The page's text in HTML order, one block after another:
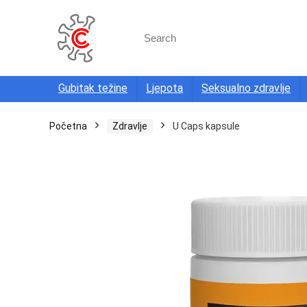
for:
Gubitak težine Ljepota Seksualno zdravlje
Početna Zdravlje U Caps kapsule